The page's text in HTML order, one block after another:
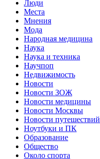
Люди
Места
Мнения
Мода
Народная медицина
Наука
Наука и техника
Научпоп
Недвижимость
Новости
Новости ЗОЖ
Новости медицины
Новости Москвы
Новости путешествий
Ноутбуки и ПК
Образование
Общество
Около спорта